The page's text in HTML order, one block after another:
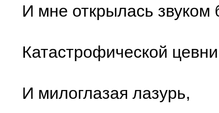
И мне открылась звуком
Катастрофической
И милоглазая лазурь,